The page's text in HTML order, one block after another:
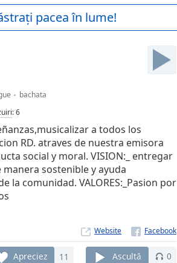
pacea în lume!
bachata
:6
a todos los
RD. atraves de nuestra emisora
social y moral. VISION:_ entregar
sostenible y ayuda
comunidad. VALORES:_Pasion por
Website
Apreciez 11 Ascultă 0